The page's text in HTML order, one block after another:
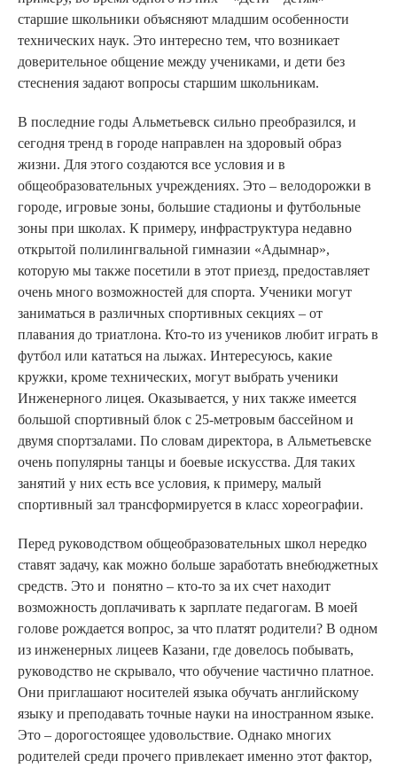
старшие школьники объясняют младшим особенности
технических наук. Это интересно тем, что возникает
доверительное общение между учениками, и дети без
стеснения задают вопросы старшим школьникам.
В последние годы Альметьевск сильно преобразился, и
сегодня тренд в городе направлен на здоровый образ
жизни. Для этого создаются все условия и в
общеобразовательных учреждениях. Это – велодорожки в
городе, игровые зоны, большие стадионы и футбольные
зоны при школах. К примеру, инфраструктура недавно
открытой полилингвальной гимназии «Адымнар»,
которую мы также посетили в этот приезд, предоставляет
очень много возможностей для спорта. Ученики могут
заниматься в различных спортивных секциях – от
плавания до триатлона. Кто-то из учеников любит играть в
футбол или кататься на лыжах. Интересуюсь, какие
кружки, кроме технических, могут выбрать ученики
Инженерного лицея. Оказывается, у них также имеется
большой спортивный блок с 25-метровым бассейном и
двумя спортзалами. По словам директора, в Альметьевске
очень популярны танцы и боевые искусства. Для таких
занятий у них есть все условия, к примеру, малый
спортивный зал трансформируется в класс хореографии.
Перед руководством общеобразовательных школ нередко
ставят задачу, как можно больше заработать внебюджетных
средств. Это и понятно – кто-то за их счет находит
возможность доплачивать к зарплате педагогам. В моей
голове рождается вопрос, за что платят родители? В одном
из инженерных лицеев Казани, где довелось побывать,
руководство не скрывало, что обучение частично платное.
Они приглашают носителей языка обучать английскому
языку и преподавать точные науки на иностранном языке.
Это – дорогостоящее удовольствие. Однако многих
родителей среди прочего привлекает именно этот фактор,